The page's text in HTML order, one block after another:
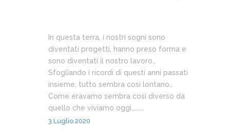
In questa terra, i nostri sogni sono
diventati progetti, hanno preso forma e
sono diventati il nostro lavoro…
Sfogliando i ricordi di questi anni passati
insieme, tutto sembra così lontano…
Come eravamo sembra così diverso da
quello che viviamo oggi…......
3 Luglio 2020